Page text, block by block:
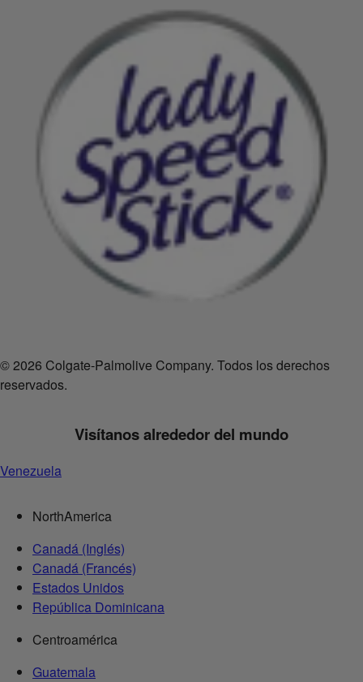
© 2026 Colgate-Palmolive Company. Todos los derechos
reservados.
Visítanos alrededor del mundo
Venezuela
NorthAmerica
Canadá (Inglés)
Canadá (Francés)
Estados Unidos
República Dominicana
Centroamérica
Guatemala